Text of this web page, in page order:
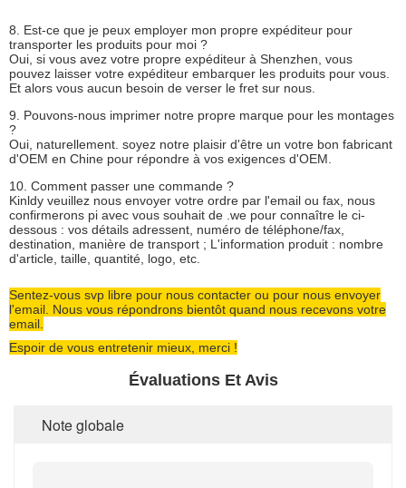
8. Est-ce que je peux employer mon propre expéditeur pour
transporter les produits pour moi ?
Oui, si vous avez votre propre expéditeur à Shenzhen, vous
pouvez laisser votre expéditeur embarquer les produits pour vous.
Et alors vous aucun besoin de verser le fret sur nous.
9. Pouvons-nous imprimer notre propre marque pour les montages
?
Oui, naturellement. soyez notre plaisir d'être un votre bon fabricant
d'OEM en Chine pour répondre à vos exigences d'OEM.
10. Comment passer une commande ?
Kinldy veuillez nous envoyer votre ordre par l'email ou fax, nous
confirmerons pi avec vous souhait de .we pour connaître le ci-
dessous : vos détails adressent, numéro de téléphone/fax,
destination, manière de transport ; L'information produit : nombre
d'article, taille, quantité, logo, etc.
Sentez-vous svp libre pour nous contacter ou pour nous envoyer
l'email. Nous vous répondrons bientôt quand nous recevons votre
email.
Espoir de vous entretenir mieux, merci !
Évaluations Et Avis
Note globale